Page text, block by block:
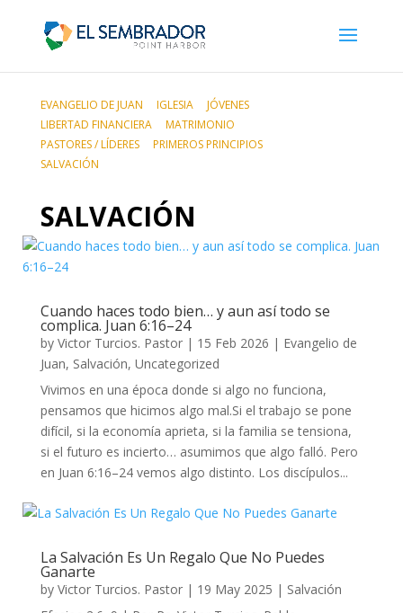
EVANGELIO DE JUAN IGLESIA
JÓVENES
LIBERTAD FINANCIERA
MATRIMONIO
PASTORES / LÍDERES
PRIMEROS PRINCIPIOS
SALVACIÓN
SALVACIÓN
Cuando haces todo bien… y aun así todo se
complica. Juan 6:16–24
by Victor Turcios. Pastor| 15 Feb 2026 | Evangelio de
Juan, Salvación, Uncategorized
Vivimos en una época donde si algo no funciona,
pensamos que hicimos algo mal.Si el trabajo se pone
difícil, si la economía aprieta, si la familia se tensiona,
si el futuro es incierto… asumimos que algo falló. Pero
en Juan 6:16–24 vemos algo distinto. Los discípulos...
La Salvación Es Un Regalo Que No Puedes
Ganarte
by Victor Turcios. Pastor| 19 May 2025 | Salvación